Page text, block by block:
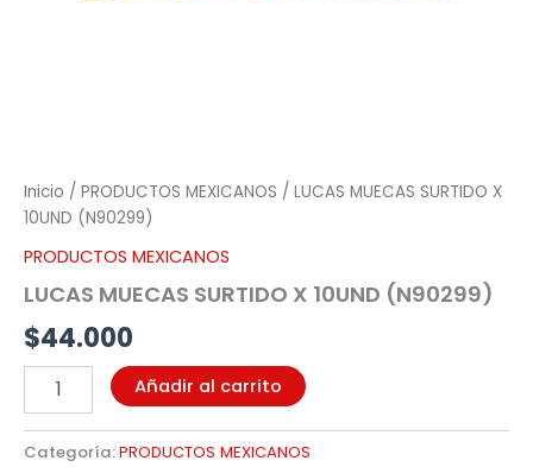
Inicio / PRODUCTOS MEXICANOS / LUCAS MUECAS SURTIDO X
10UND (N90299)
PRODUCTOS MEXICANOS
LUCAS MUECAS SURTIDO X 10UND (N90299)
$44.000
Añadir al carrito
Categoría:PRODUCTOS MEXICANOS